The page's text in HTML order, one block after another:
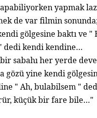
yapmak
de var filmin
gölgesine baktı ve "
kendi kendine…
sabahı her yerde
gözü yine kendi
" Ah, bulabilsem "
küçük bir fare bile…"